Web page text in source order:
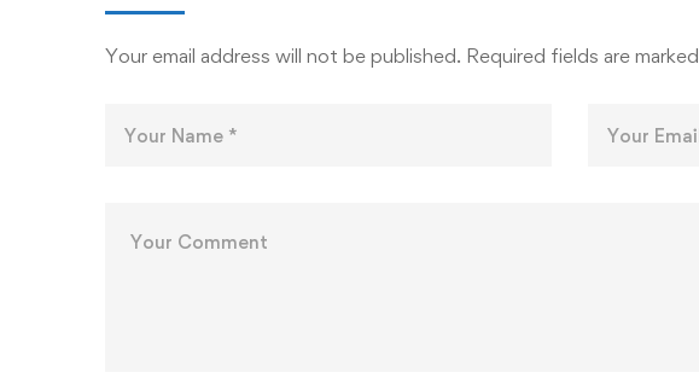
Your email address will not be published. Required fields are marked